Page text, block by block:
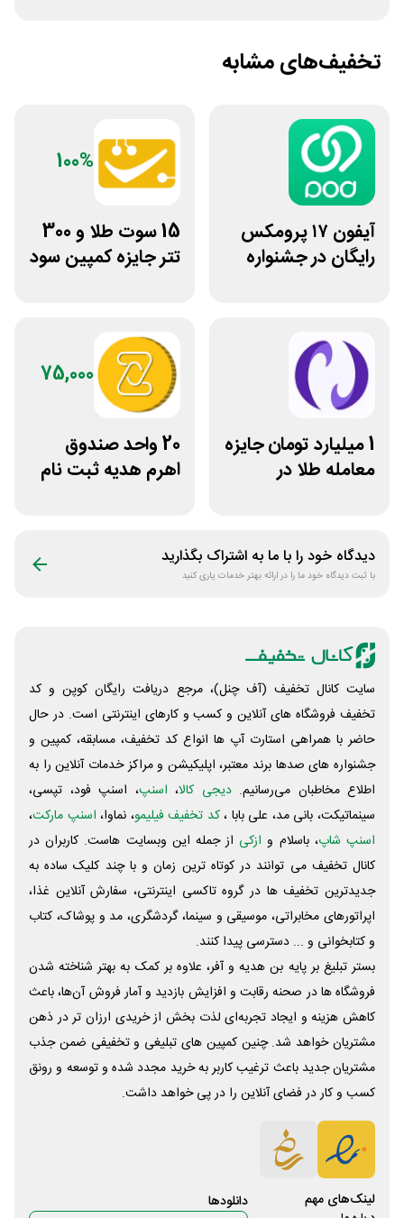
تخفیف‌های مشابه
آیفون ۱۷ پرومکس
رایگان در جشنواره
100%
15 سوت طلا و 300
تتر جایزه کمپین سود
1 میلیارد تومان جایزه
معامله طلا در
75,000
20 واحد صندوق
اهرم هدیه ثبت نام
دیدگاه خود را با ما به اشتراک بگذارید
با ثبت دیدگاه خود ما را در ارائه بهتر خدمات یاری کنید
سایت کانال تخفیف (آف چنل)، مرجع دریافت رایگان کوپن و کد
تخفیف فروشگاه های آنلاین و کسب و‌ کارهای اینترنتی است. در حال
حاضر با همراهی استارت آپ ها انواع کد تخفیف، مسابقه، کمپین و
جشنواره های صدها برند معتبر، اپلیکیشن و مراکز خدمات آنلاین را به
اطلاع مخاطبان می‌رسانیم. دیجی کالا، اسنپ، اسنپ فود، تپسی،
سینماتیکت، بانی مد، علی‌ بابا ،کد تخفیف فیلیمو، نماوا، اسنپ مارکت،
اسنپ شاپ، باسلام و ازکی از جمله این وبسایت ‌هاست. کاربران در
کانال تخفیف می توانند در کوتاه ترین زمان و با چند کلیک ساده به
جدیدترین تخفیف ها در گروه تاکسی اینترنتی، سفارش آنلاین غذا،
اپراتورهای مخابراتی، موسیقی و سینما، گردشگری، مد و پوشاک، کتاب
و کتابخوانی و ... دسترسی پیدا کنند.
بستر تبلیغ بر پایه بن هدیه و آفر، علاوه بر کمک به بهتر شناخته شدن
فروشگاه ها در صحنه رقابت و افزایش بازدید و آمار فروش آن‌ها، باعث
کاهش هزینه و ایجاد تجربه‌ای لذت بخش از خریدی ارزان تر در ذهن
مشتریان خواهد شد. چنین کمپین های تبلیغی و تخفیفی ضمن جذب
مشتریان جدید باعث ترغیب کاربر به خرید مجدد شده و توسعه و رونق
کسب و کار در فضای آنلاین را در پی خواهد داشت.
لینک‌های مهم دانلود‌ها